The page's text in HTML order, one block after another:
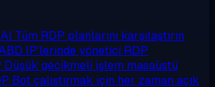
Tüm RDP planlarını karşılaştırın
IP'lerinde yönetici RDP
Düşük gecikmeli işlem masaüstü
Bot çalıştırmak için her zaman açık